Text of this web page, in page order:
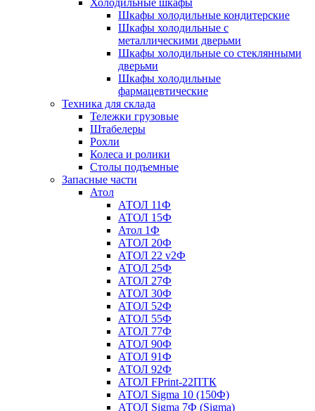
Холодильные шкафы
Шкафы холодильные кондитерские
Шкафы холодильные с
металлическими дверьми
Шкафы холодильные со стеклянными
дверьми
Шкафы холодильные
фармацевтические
Техника для склада
Тележки грузовые
Штабелеры
Рохли
Колеса и ролики
Столы подъемные
Запасные части
Атол
АТОЛ 11Ф
АТОЛ 15Ф
Атол 1Ф
АТОЛ 20Ф
АТОЛ 22 v2Ф
АТОЛ 25Ф
АТОЛ 27Ф
АТОЛ 30Ф
АТОЛ 52Ф
АТОЛ 55Ф
АТОЛ 77Ф
АТОЛ 90Ф
АТОЛ 91Ф
АТОЛ 92Ф
АТОЛ FPrint-22ПТК
АТОЛ Sigma 10 (150Ф)
АТОЛ Sigma 7Ф (Sigma)